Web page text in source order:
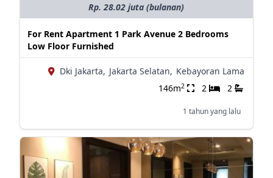
Rp. 28.02 juta (bulanan)
For Rent Apartment 1 Park Avenue 2 Bedrooms
Low Floor Furnished
Dki Jakarta, Jakarta Selatan, Kebayoran Lama
146m2 2 2
1 tahun yang lalu